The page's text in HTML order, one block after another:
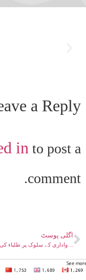
a Reply
in to post a
comment.
اگلی پوسٹ
اسسٹنٹ کمشنر جنت حسین نیکوکارہ ۔ احمدی مسلمانوں سے رواداری کے سلوک پر طلباء کی دہشتگردی